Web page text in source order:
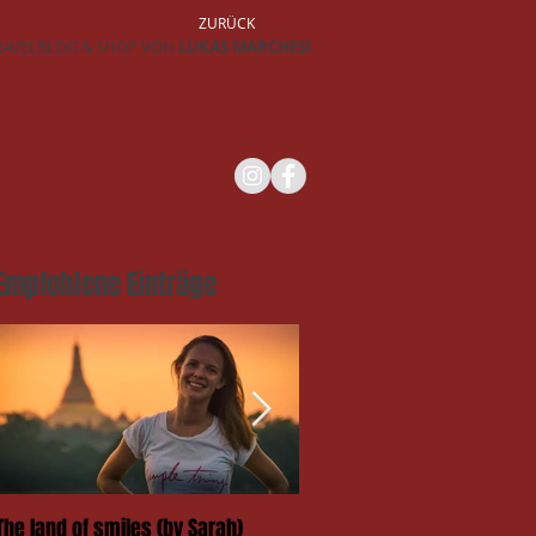
& SHOP VON LUKAS MARCHESI
ZURÜCK
Einträge
land of smiles (by Sarah)